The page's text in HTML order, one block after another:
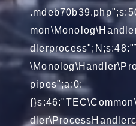
pipes";a:0: